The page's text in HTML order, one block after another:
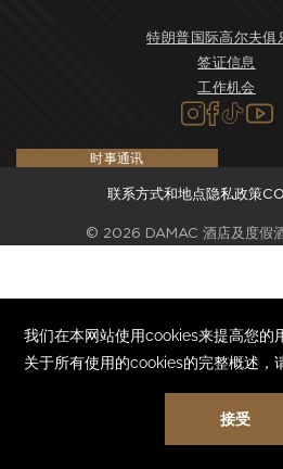
特朗普国际高尔夫俱
签证信息
工作机会
时事通讯
联系方式和地点隐私政策
© 2026 DAMAC 酒店及度假